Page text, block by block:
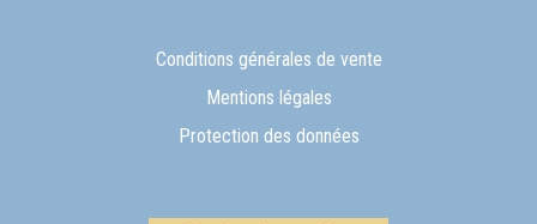
Conditions générales de vente
Mentions légales
Protection des données